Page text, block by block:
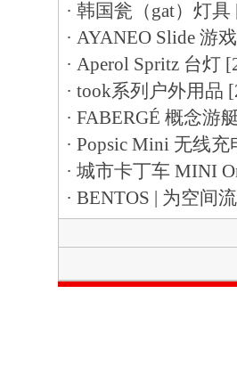
· 韩国瓮（gat）灯具
· AYANEO Slide 游
· Aperol Spritz 台灯
· took系列户外用品
· FABERGÉ 概念游
· Popsic Mini 无线充
· 城市卡丁车 MINI
· BENTOS | 为空间